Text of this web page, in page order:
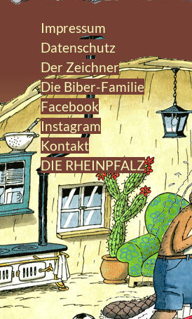
Impressum
Datenschutz
Der Zeichner
Die Biber-Familie
Facebook
Instagram
Kontakt
DIE RHEINPFALZ